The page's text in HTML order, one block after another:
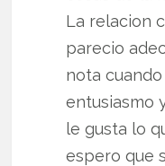
La relacion
parecio
nota
entusiasmo
le gusta lo
espero que